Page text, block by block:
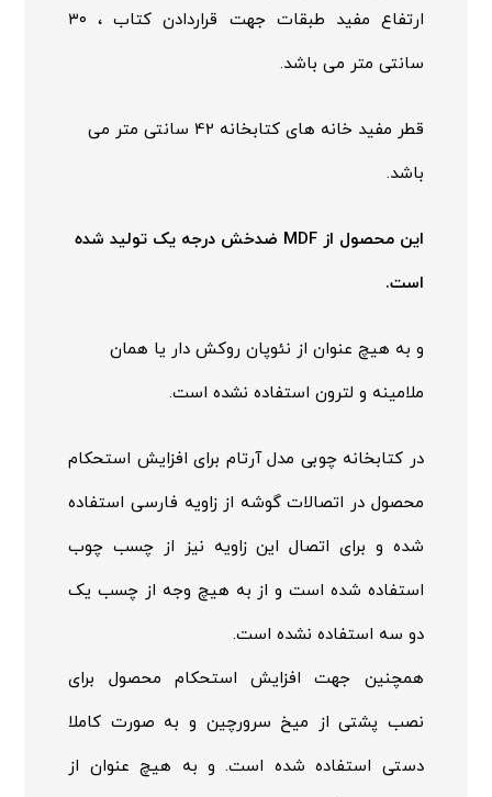
ارتفاع مفید طبقات جهت قراردادن کتاب ، ۳۰
سانتی متر می باشد.
قطر مفید خانه های کتابخانه 42 سانتی متر می
باشد.
این محصول از MDF ضدخش درجه یک تولید شده
است.
و به هیچ عنوان از نئوپان روکش دار یا همان
ملامینه و لترون استفاده نشده است.
در کتابخانه چوبی مدل آرتام برای افزایش استحکام
محصول در اتصالات گوشه از زاویه فارسی استفاده
شده و برای اتصال این زاویه نیز از چسب چوب
استفاده شده است و از به هیچ وجه از چسب یک
دو سه استفاده نشده است.
همچنین جهت افزایش استحکام محصول برای
نصب پشتی از میخ سرورچین و به صورت کاملا
دستی استفاده شده است. و به هیچ عنوان از